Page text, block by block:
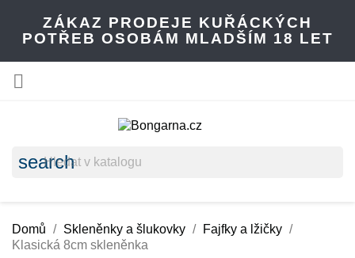
ZÁKAZ PRODEJE KUŘÁCKÝCH
POTŘEB OSOBÁM MLADŠÍM 18 LET

search
Domů Skleněnky a šlukovky
Fajfky a lžičky
Klasická 8cm skleněnka